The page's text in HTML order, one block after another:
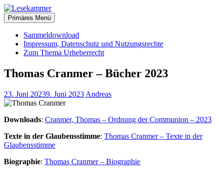
Zum
Inhalt
springen
Lesekammer
christliche Bücher zum kostenlosen Download
Primäres Menü
Sammeldownload
Impressum, Datenschutz und Nutzungsrechte
Zum Thema Urheberrecht
Thomas Cranmer – Bücher 2023
23. Juni 20239. Juni 2023 Andreas
Downloads: Cranmer, Thomas – Ordnung der Communion – 2023
Texte in der Glaubensstimme: Thomas Cranmer – Texte in der
Glaubensstimme
Biographie: Thomas Cranmer – Biographie